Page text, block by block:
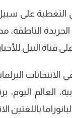
على
الناطقة،
قناة النيل
اليوم،